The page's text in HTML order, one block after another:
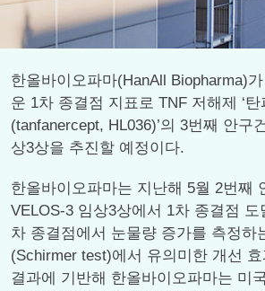
한올바이오파마(HanAll Biopharma)
운 1차 종결점 지표로 TNF 저해제 ‘탄
(tanfanercept, HL036)’의 3번째 안구
상3상을 추진할 예정이다.
한올바이오파마는 지난해 5월 2번째
VELOS-3 임상3상에서 1차 종결점
차 종결점에서 눈물량 증가를 측정하
(Schirmer test)에서 유의미한 개선
결과에 기반해 한올바이오파마는 미